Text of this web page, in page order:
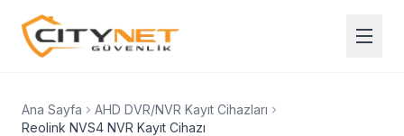
Ana Sayfa
AHD DVR/NVR Kayıt Cihazları
Reolink NVS4 NVR Kayıt Cihazı